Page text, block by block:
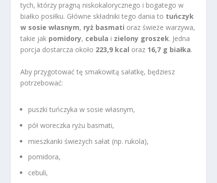
tych, którzy pragną niskokalorycznego i bogatego w
białko posiłku. Główne składniki tego dania to tuńczyk
w sosie własnym, ryż basmati oraz świeże warzywa,
takie jak pomidory, cebula i zielony groszek. Jedna
porcja dostarcza około 223,9 kcal oraz 16,7 g białka.
Aby przygotować tę smakowitą sałatkę, będziesz
potrzebować:
puszki tuńczyka w sosie własnym,
pół woreczka ryżu basmati,
mieszkanki świeżych sałat (np. rukola),
pomidora,
cebuli,